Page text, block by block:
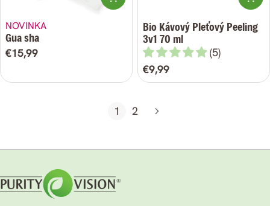
NOVINKA
Gua sha
Bežná
€15,99
Bio Kávový Pleťový Peeling
3v1 70 ml
(5)
Bežná
cena
€9,99
1 2